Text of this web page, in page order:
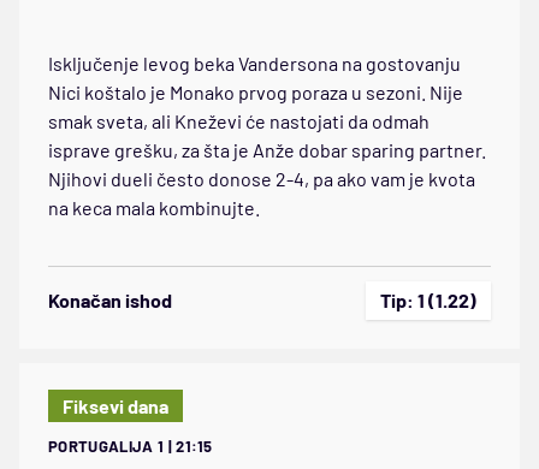
Isključenje levog beka Vandersona na gostovanju
Nici koštalo je Monako prvog poraza u sezoni. Nije
smak sveta, ali Kneževi će nastojati da odmah
isprave grešku, za šta je Anže dobar sparing partner.
Njihovi dueli često donose 2-4, pa ako vam je kvota
na keca mala kombinujte.
Konačan ishod Tip: 1 (1.22)
Fiksevi dana
PORTUGALIJA 1 | 21:15